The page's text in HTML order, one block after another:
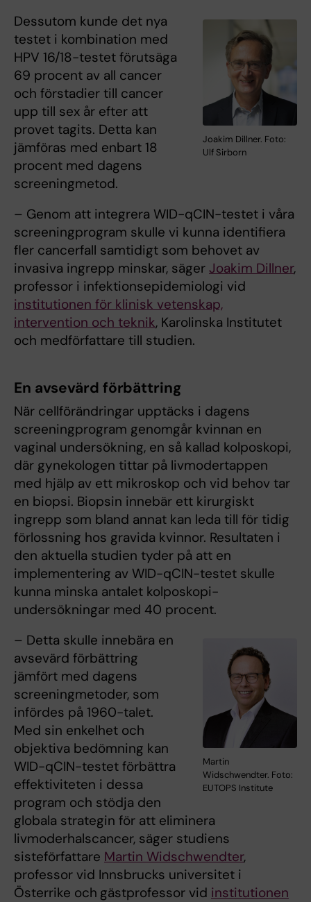
Joakim Dillner. Foto:
Ulf Sirborn
Dessutom kunde det nya
testet i kombination med
HPV 16/18-testet förutsäga
69 procent av all cancer
och förstadier till cancer
upp till sex år efter att
provet tagits. Detta kan
jämföras med enbart 18
procent med dagens
screeningmetod.
– Genom att integrera WID-qCIN-testet i våra
screeningprogram skulle vi kunna identifiera
fler cancerfall samtidigt som behovet av
invasiva ingrepp minskar, säger Joakim Dillner,
professor i infektionsepidemiologi vid
institutionen för klinisk vetenskap,
intervention och teknik, Karolinska Institutet
och medförfattare till studien.
En avsevärd förbättring
När cellförändringar upptäcks i dagens
screeningprogram genomgår kvinnan en
vaginal undersökning, en så kallad kolposkopi,
där gynekologen tittar på livmodertappen
med hjälp av ett mikroskop och vid behov tar
en biopsi. Biopsin innebär ett kirurgiskt
ingrepp som bland annat kan leda till för tidig
förlossning hos gravida kvinnor. Resultaten i
den aktuella studien tyder på att en
implementering av WID-qCIN-testet skulle
kunna minska antalet kolposkopi-
undersökningar med 40 procent.
Martin
Widschwendter. Foto:
EUTOPS Institute
– Detta skulle innebära en
avsevärd förbättring
jämfört med dagens
screeningmetoder, som
infördes på 1960-talet.
Med sin enkelhet och
objektiva bedömning kan
WID-qCIN-testet förbättra
effektiviteten i dessa
program och stödja den
globala strategin för att eliminera
livmoderhalscancer, säger studiens
sisteförfattare Martin Widschwendter,
professor vid Innsbrucks universitet i
Österrike och gästprofessor vid institutionen